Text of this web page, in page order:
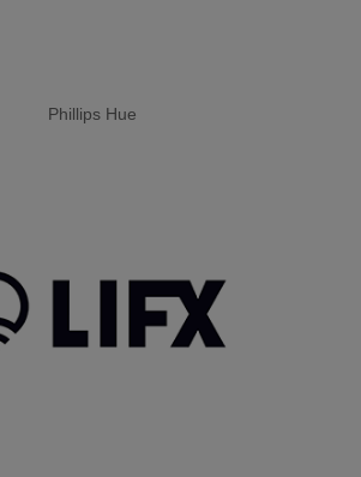
Phillips Hue